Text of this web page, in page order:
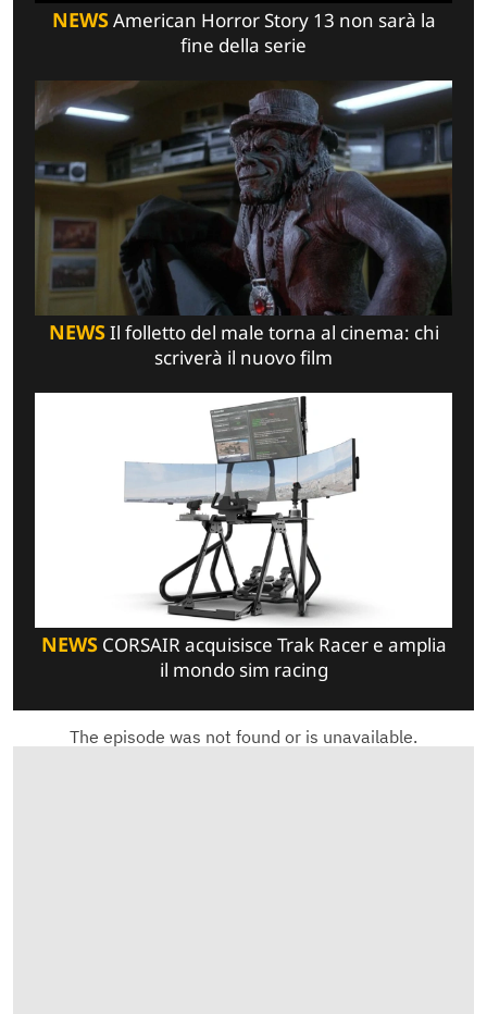
NEWSAmerican Horror Story 13 non sarà la
fine della serie
NEWSIl folletto del male torna al cinema: chi
scriverà il nuovo film
NEWSCORSAIR acquisisce Trak Racer e amplia
il mondo sim racing